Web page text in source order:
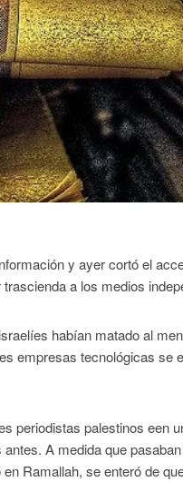
y ayer cortó el
a los medios
habían matado al
empresas tecnológicas
periodistas palestinos
A medida que
Ramallah, se enteró de